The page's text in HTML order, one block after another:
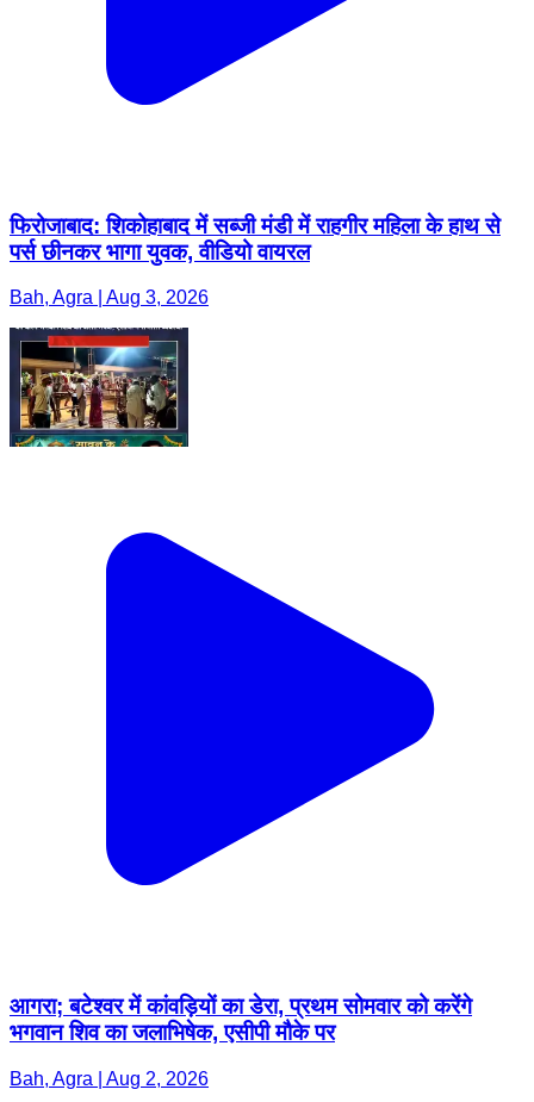
फिरोजाबाद: शिकोहाबाद में सब्जी मंडी में राहगीर महिला के हाथ से
पर्स छीनकर भागा युवक, वीडियो वायरल
Bah, Agra | Aug 3, 2026
आगरा; बटेश्वर में कांवड़ियों का डेरा, प्रथम सोमवार को करेंगे
भगवान शिव का जलाभिषेक, एसीपी मौके पर
Bah, Agra | Aug 2, 2026